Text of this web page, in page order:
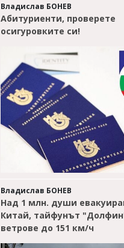
Владислав БОНЕВ
Абитуриенти, проверете
осигуровките си!
Владислав БОНЕВ
Над 1 млн. души
Китай, тайфунът
ветрове до 151 км/ч